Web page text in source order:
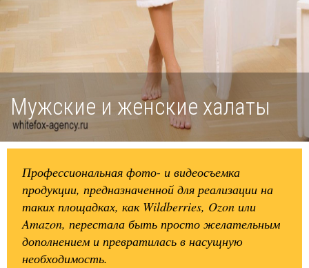
Мужские и женские халаты
Профессиональная фото- и видеосъемка
продукции, предназначенной для реализации на
таких площадках, как Wildberries, Ozon или
Amazon, перестала быть просто желательным
дополнением и превратилась в насущную
необходимость.